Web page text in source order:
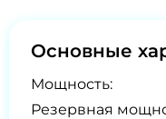
Основные
Мощность:
Резервная